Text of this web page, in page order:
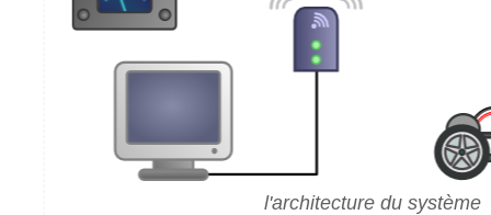
l'architecture du système